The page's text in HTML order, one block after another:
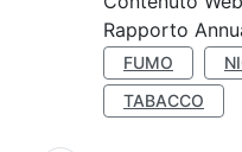
Rapporto
FUMO
TABACCO